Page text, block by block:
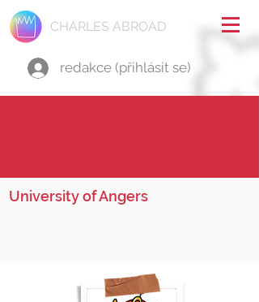
CHARLES ABROAD
redakce (přihlásit se)
University of Angers